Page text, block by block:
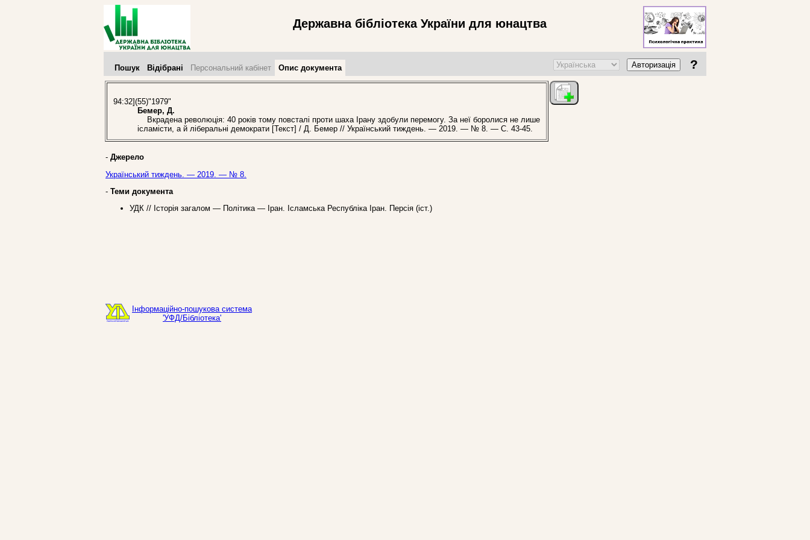
Державна бібліотека України для юнацтва
Пошук Відібрані Персональний кабінет Опис документа Авторизація ?
94:32](55)"1979"
Бемер, Д.
Вкрадена революція: 40 років тому повсталі проти шаха Ірану здобули перемогу. За неї боролися не лише
ісламісти, а й ліберальні демократи [Текст] / Д. Бемер // Український тиждень. — 2019. — № 8. — С. 43-45.
- Джерело
Український тиждень. — 2019. — № 8.
- Теми документа
УДК // Історія загалом — Політика — Іран. Ісламська Республіка Іран. Персія (іст.)
Інформаційно-пошукова система
'УФД/Бібліотека'